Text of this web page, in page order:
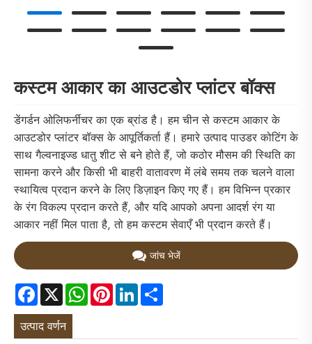
कस्टम आकार का आउटडोर प्लांटर बॉक्स
डेंगर्डन ओलिफर्नीचर का एक ब्रांड है। हम चीन से कस्टम आकार के
आउटडोर प्लांटर बॉक्स के आपूर्तिकर्ता हैं। हमारे उत्पाद पाउडर कोटिंग के
साथ गैल्वनाइज्ड धातु शीट से बने होते हैं, जो कठोर मौसम की स्थिति का
सामना करने और किसी भी बाहरी वातावरण में लंबे समय तक चलने वाला
स्थायित्व प्रदान करने के लिए डिज़ाइन किए गए हैं। हम विभिन्न प्रकार
के रंग विकल्प प्रदान करते हैं, और यदि आपको अपना आदर्श रंग या
आकार नहीं मिल पाता है, तो हम कस्टम सेवाएँ भी प्रदान करते हैं।
जांच भेजें
Facebook
X WhatsApp
PinterestLinkedIn
उत्पाद वर्णन